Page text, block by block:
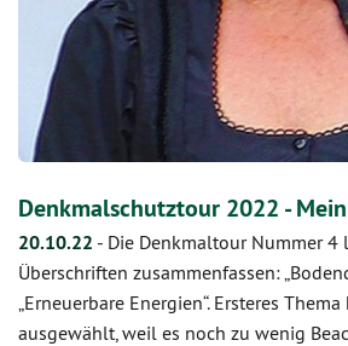
Denkmalschutztour 2022 -
20.10.22 - Die Denkmaltour Nummer 4
Überschriften zusammenfassen:
„Erneuerbare Energien“. Ersteres
ausgewählt, weil es noch zu wenig